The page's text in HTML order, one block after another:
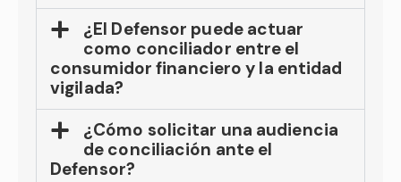
¿El Defensor puede actuar
como conciliador entre el
consumidor financiero y la entidad
vigilada?
¿Cómo solicitar una audiencia
de conciliación ante el
Defensor?